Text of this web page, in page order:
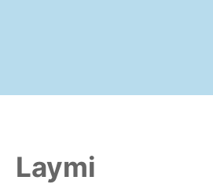
Laymi